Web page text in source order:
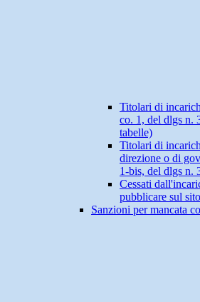
Titolari di
co. 1, del dlgs n.
tabelle)
Titolari di
direzione o di
1-bis, del dlgs n.
Cessati
pubblicare sul
Sanzioni per mancata